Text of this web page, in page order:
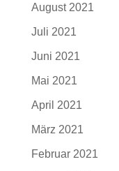
August 2021
Juli 2021
Juni 2021
Mai 2021
April 2021
März 2021
Februar 2021